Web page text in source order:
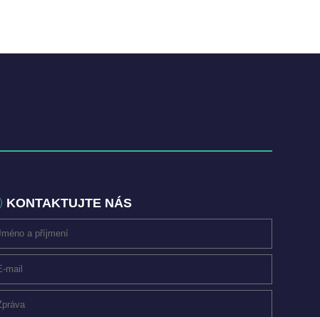
KONTAKTUJTE NÁS